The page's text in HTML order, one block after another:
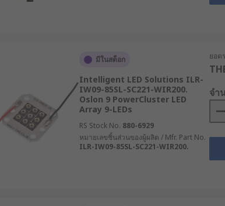
มีในสต็อก
Intelligent LED Solutions ILR-
IW09-85SL-SC221-WIR200.
Oslon 9 PowerCluster LED
Array 9-LEDs
RS Stock No. 880-6929
หมายเลขชิ้นส่วนของผู้ผลิต / Mfr. Part No.
ILR-IW09-85SL-SC221-WIR200.
ยอด
จำ